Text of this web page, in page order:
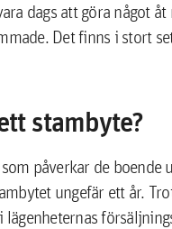
dags att göra något
Det finns i stort
stambyte?
påverkar de
ungefär ett år.